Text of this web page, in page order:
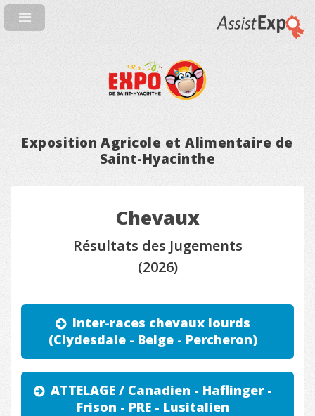
Exposition Agricole et Alimentaire de
Saint-Hyacinthe
Chevaux
Résultats des Jugements
(2026)
Inter-races chevaux lourds
(Clydesdale - Belge - Percheron)
ATTELAGE / Canadien - Haflinger -
Frison - PRE - Lusitalien